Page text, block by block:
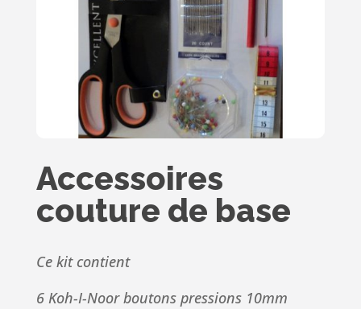
Accessoires
couture de base
Ce kit contient
6 Koh-I-Noor boutons pressions 10mm